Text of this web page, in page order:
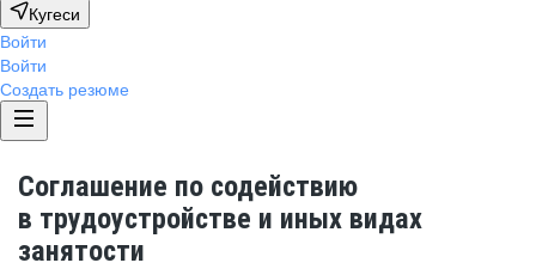
Кугеси
Войти
Войти
Создать резюме
Соглашение по содействию
в трудоустройстве и иных видах
занятости